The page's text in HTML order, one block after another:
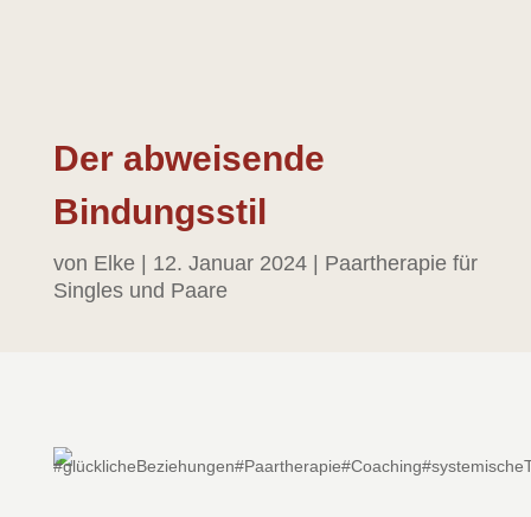
Der abweisende
Bindungsstil
von Elke| 12. Januar 2024| Paartherapie für
Singles und Paare